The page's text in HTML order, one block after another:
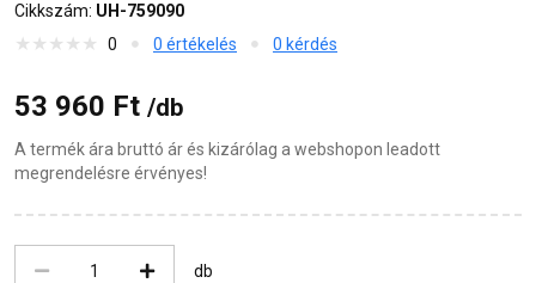
Cikkszám: UH-759090
0
0 értékelés 0 kérdés
53 960 Ft /db
A termék ára bruttó ár és kizárólag a webshopon leadott
megrendelésre érvényes!
db